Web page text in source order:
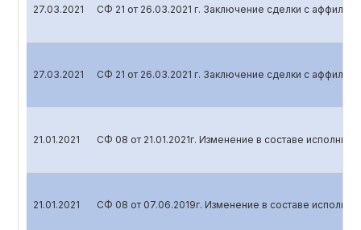
27.03.2021 СФ 21 от 26.03.2021 г. Заключение сделки с
27.03.2021 СФ 21 от 26.03.2021 г. Заключение сделки с
21.01.2021 СФ 08 от 21.01.2021г. Изменение в составе
21.01.2021 СФ 08 от 07.06.2019г. Изменение в составе